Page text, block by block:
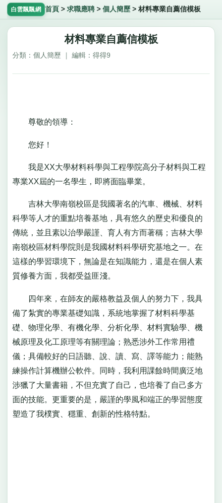
白雲飄飄網 首頁 > 求職應聘> 個人簡歷> 材料專業自薦信模板
材料專業自薦信模板
分類：個人簡歷 ｜ 編輯：得得9
尊敬的領導：
您好！
我是XX大學材料科學與工程學院高分子材料與工程
專業XX屆的一名學生，即將面臨畢業。
吉林大學南嶺校區是我國著名的汽車、機械、材料
科學等人才的重點培養基地，具有悠久的歷史和優良的
傳統，並且素以治學嚴謹、育人有方而著稱；吉林大學
南嶺校區材料學院則是我國材料科學研究基地之一。在
這樣的學習環境下，無論是在知識能力，還是在個人素
質修養方面，我都受益匪淺。
四年來，在師友的嚴格教益及個人的努力下，我具
備了紮實的專業基礎知識，系統地掌握了材料科學基
礎、物理化學、有機化學、分析化學、材料實驗學、機
械原理及化工原理等有關理論；熟悉涉外工作常用禮
儀；具備較好的日語聽、說、讀、寫、譯等能力；能熟
練操作計算機辦公軟件。同時，我利用課餘時間廣泛地
涉獵了大量書籍，不但充實了自己，也培養了自己多方
面的技能。更重要的是，嚴謹的學風和端正的學習態度
塑造了我樸實、穩重、創新的性格特點。